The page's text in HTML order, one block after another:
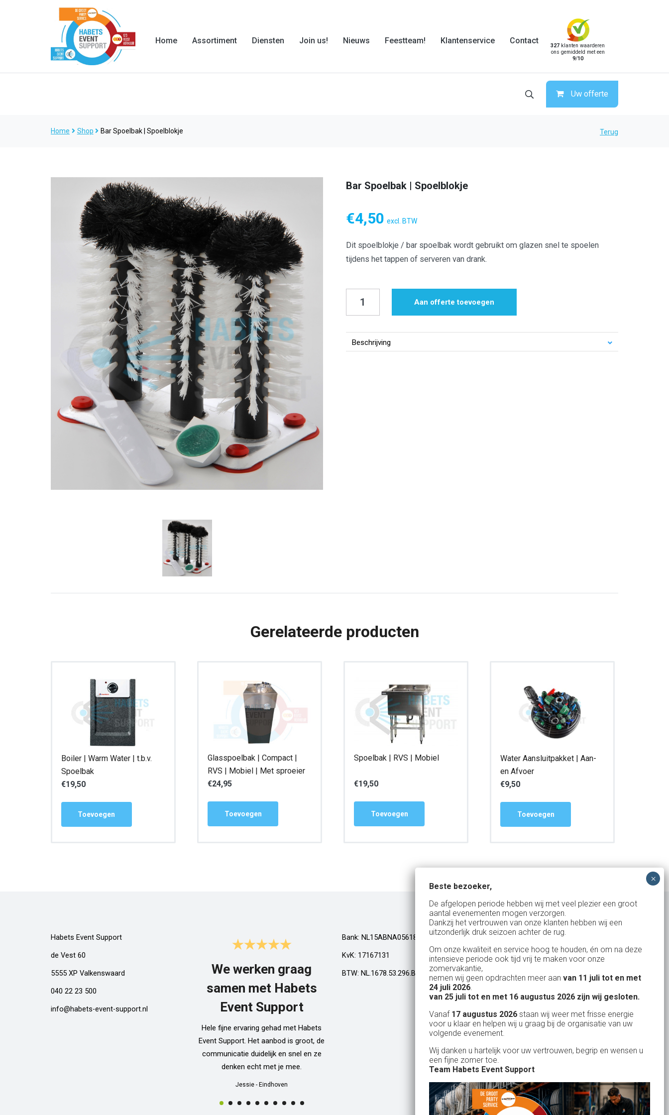
Home Assortiment Diensten Join us! Nieuws Feestteam! Klantenservice Contact
327 klanten waarderen
ons gemiddeld met een
9/10
Uw offerte
Home Shop Bar Spoelbak | Spoelblokje Terug
Bar Spoelbak | Spoelblokje
€4,50 excl. BTW
Dit spoelblokje / bar spoelbak wordt gebruikt om glazen snel te spoelen
tijdens het tappen of serveren van drank.
Spoelblokje
aantal
Aan offerte toevoegen
Beschrijving
Gerelateerde producten
Boiler | Warm Water | t.b.v.
Spoelbak
€19,50
Toevoegen
Glasspoelbak | Compact |
RVS | Mobiel | Met sproeier
€24,95
Toevoegen
Spoelbak | RVS | Mobiel
€19,50
Toevoegen
Water Aansluitpakket | Aan-
en Afvoer
€9,50
Toevoegen
Habets Event Support
de Vest 60
5555 XP Valkenswaard
040 22 23 500
info@habets-event-support.nl
We werken graag
samen met Habets
Event Support
Hele fijne ervaring gehad met Habets
Event Support. Het aanbod is groot, de
communicatie duidelijk en snel en ze
denken echt met je mee.
Jessie - Eindhoven
Top!
Al een aantal jaar huren wij in Geldrop
een kamphuis met vrienden. We huren
dan een bar incl vaten bier en deze
wordt netjes voor ons neergezet. Er zit
doen als je een vat gaat verwisselen.
Alle spullen worden op maandag ook
weer netjes opgehaald ook al zijn wij
dan weer thuis ;) In het warme weekend
van 10 juli waren wij wederom in
Habets dacht direct mee, toen wij op
zeer korte termijn een feest wilden
geven in onze eigen achtertuin. De
service van Habets sloot ook dit keer
weer naadloos aan op onze eigen
ideeen en inbreng. Materialen werden
keurig volgens afspraak geleverd, alles
tiptop in orde. De presentatie die wij op
het gehuurde 75 inch scherm deelden,
Bank: NL15ABNA0561810710
KvK: 17167131
BTW: NL.1678.53.296.B01
Uw partner in:
Evenementen verhuur
Partyverhuur
Je vindt ons op
Beste bezoeker,
De afgelopen periode hebben wij met veel plezier een groot
aantal evenementen mogen verzorgen.
Dankzij het vertrouwen van onze klanten hebben wij een
uitzonderlijk druk seizoen achter de rug.
Om onze kwaliteit en service hoog te houden, én om na deze
intensieve periode ook tijd vrij te maken voor onze
zomervakantie,
nemen wij geen opdrachten meer aan van 11 juli tot en met
24 juli 2026.
van 25 juli tot en met 16 augustus 2026 zijn wij gesloten.
Vanaf 17 augustus 2026 staan wij weer met frisse energie
voor u klaar en helpen wij u graag bij de organisatie van uw
volgende evenement.
Wij danken u hartelijk voor uw vertrouwen, begrip en wensen u
een fijne zomer toe.
Team Habets Event Support